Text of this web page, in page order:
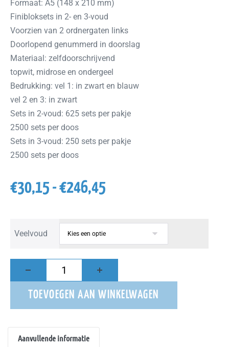
Formaat: A5 (148 x 210 mm)
Finibloksets in 2- en 3-voud
Voorzien van 2 ordnergaten links
Doorlopend genummerd in doorslag
Materiaal: zelfdoorschrijvend
topwit, midrose en ondergeel
Bedrukking: vel 1: in zwart en blauw
vel 2 en 3: in zwart
Sets in 2-voud: 625 sets per pakje
2500 sets per doos
Sets in 3-voud: 250 sets per pakje
2500 sets per doos
€30,15 -€246,45
Veelvoud
TOEVOEGEN AAN WINKELWAGEN
Aanvullende informatie